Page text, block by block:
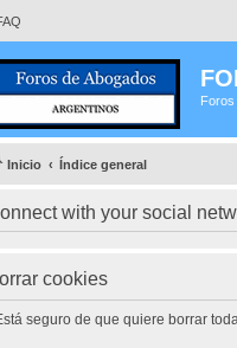
Foros
Inicio Índice general
with your social
cookies
seguro de que quiere borrar